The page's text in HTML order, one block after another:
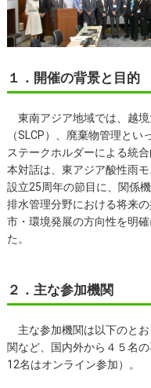
１．開催の背景と目的
東南アジア地域では、越
（SLCP）、廃棄物管理と
ステークホルダーによる統
本対話は、東アジア酸性雨
設立25周年の節目に、関係
排水管理分野における将来
市・環境発展の方向性を明
た。
２．主な参加機関
主な参加機関は以下のと
関など、国内外から４５名
12名はオンライン参加）。